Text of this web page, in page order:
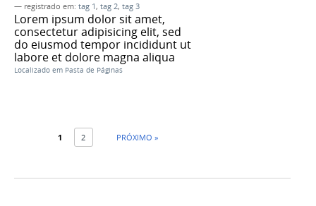
— registrado em: tag 1, tag 2, tag 3
Lorem ipsum dolor sit amet,
consectetur adipisicing elit, sed
do eiusmod tempor incididunt ut
labore et dolore magna aliqua
Localizado em Pasta de Páginas
1 2 PRÓXIMO »